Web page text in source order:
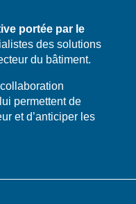
portée par le
des solutions
du bâtiment.
permettent de
et d’anticiper les